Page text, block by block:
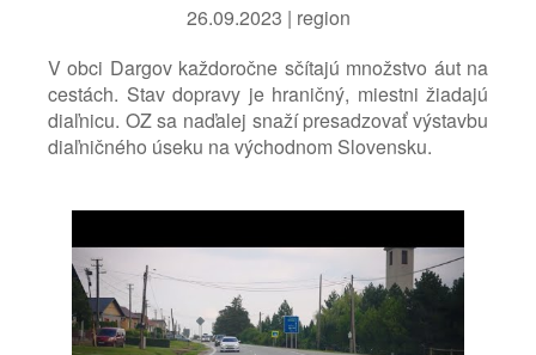
26.09.2023 | region
V obci Dargov každoročne sčítajú množstvo áut na
cestách. Stav dopravy je hraničný, miestni žiadajú
diaľnicu. OZ sa naďalej snaží presadzovať výstavbu
diaľničného úseku na východnom Slovensku.